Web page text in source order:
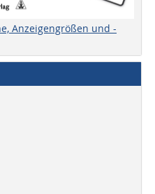
Anzeigengrößen und -